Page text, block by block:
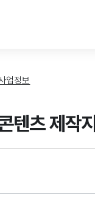
업정보
텐츠 제작